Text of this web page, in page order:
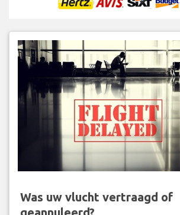
Was uw vlucht vertraagd of